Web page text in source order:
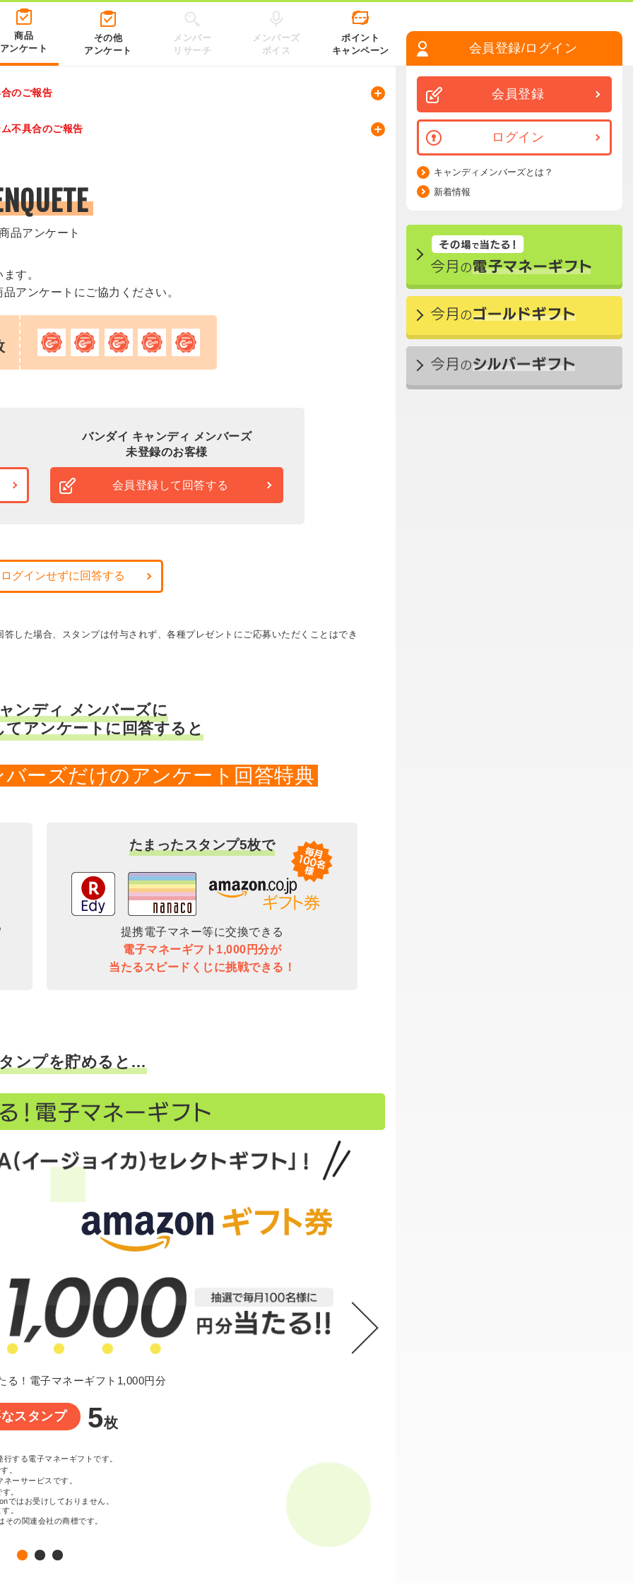
商品
アンケート
その他
アンケート
メンバー
リサーチ
メンバーズ
ボイス
ポイント
キャンペーン
のご報告
不具合のご報告
品アンケート
す。
アンケートにご協力ください。
バンダイ キャンディ メンバーズ
未登録のお客様
会員登録して回答する
グインせずに回答する
した場合、スタンプは付与されず、各種プレゼントにご応募いただくことはでき
ンディ メンバーズに
アンケートに回答すると
ーズだけのアンケート回答特典
たまったスタンプ5枚で
提携電子マネー等に交換できる
電子マネーギフト1,000円分が
当たるスピードくじに挑戦できる！
ンプを貯めると…
る！電子マネーギフト1,000円分
スタンプ 5枚
する電子マネーギフトです。
。
ーサービスです。
。
ではお受けしておりません。
。
の関連会社の商標です。
会員登録/ログイン
会員登録
ログイン
キャンディメンバーズとは？
新着情報